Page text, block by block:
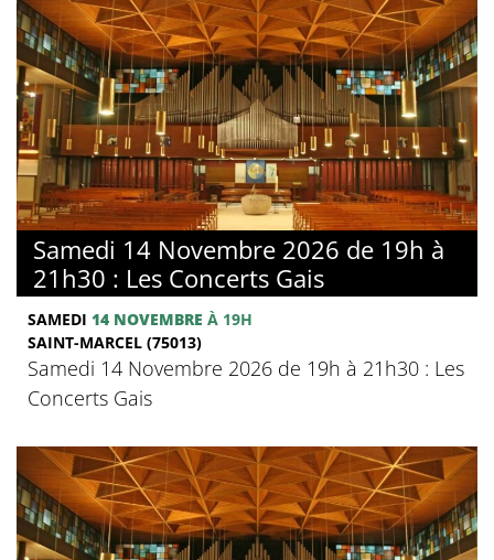
Samedi 14 Novembre 2026 de 19h à
21h30 : Les Concerts Gais
SAMEDI 14 NOVEMBRE À 19H
SAINT-MARCEL (75013)
Samedi 14 Novembre 2026 de 19h à 21h30 : Les
Concerts Gais